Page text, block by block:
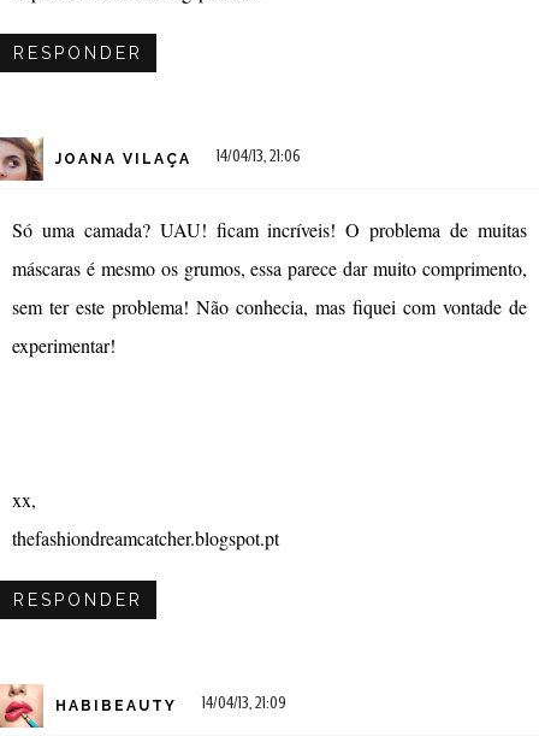
RESPONDER
JOANA VILAÇA 14/04/13, 21:06
Só uma camada? UAU! ficam incríveis! O problema de muitas
máscaras é mesmo os grumos, essa parece dar muito comprimento,
sem ter este problema! Não conhecia, mas fiquei com vontade de
experimentar!
xx,
thefashiondreamcatcher.blogspot.pt
RESPONDER
HABIBEAUTY 14/04/13, 21:09